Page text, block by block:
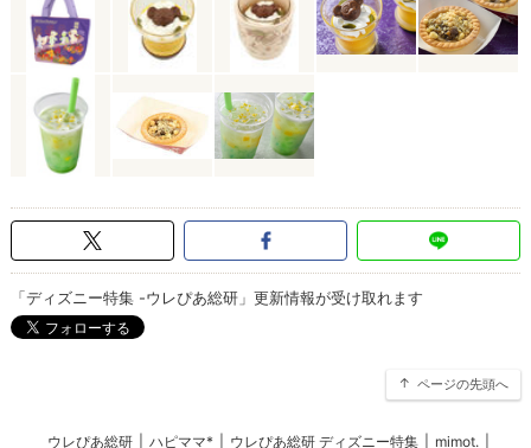
「ディズニー特集 -ウレぴあ総研」更新情報が受け取れます
ページの先頭へ
ウレぴあ総研 ハピママ* ウレぴあ総研 ディズニー特集 mimot.